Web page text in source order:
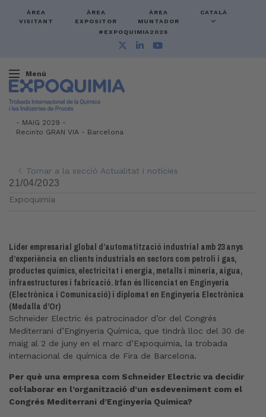
ÀREA
VISITANT
ÀREA
EXPOSITOR
ÀREA
MUNTADOR
CATALÀ
#EXPOQUIMIA2026
Menú
- MAIG 2029 -
Recinto GRAN VIA - Barcelona
Tornar a la secció Actualitat i notícies
21/04/2023
Expoquimia
Líder empresarial global d’automatització industrial amb 23 anys
d’experiència en clients industrials en sectors com petroli i gas,
productes químics, electricitat i energia, metalls i mineria, aigua,
infraestructures i fabricació. Irfan és llicenciat en Enginyeria
(Electrònica i Comunicació) i diplomat en Enginyeria Electrònica
(Medalla d’Or)
Schneider Electric és patrocinador d’or del Congrés
Mediterrani d’Enginyeria Química, que tindrà lloc del 30 de
maig al 2 de juny en el marc d’Expoquimia, la trobada
internacional de química de Fira de Barcelona.
Per què una empresa com Schneider Electric va decidir
col·laborar en l’organització d’un esdeveniment com el
Congrés Mediterrani d’Enginyeria Química?